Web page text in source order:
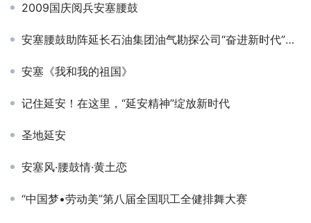
2009国庆阅兵安塞腰鼓
安塞腰鼓助阵延长石油集团油气勘探公司“奋进新时代”庆元旦文艺晚会
安塞《我和我的祖国》
记住延安！在这里，“延安精神”绽放新时代
圣地延安
安塞风·腰鼓情·黄土恋
“中国梦•劳动美”第八届全国职工全健排舞大赛